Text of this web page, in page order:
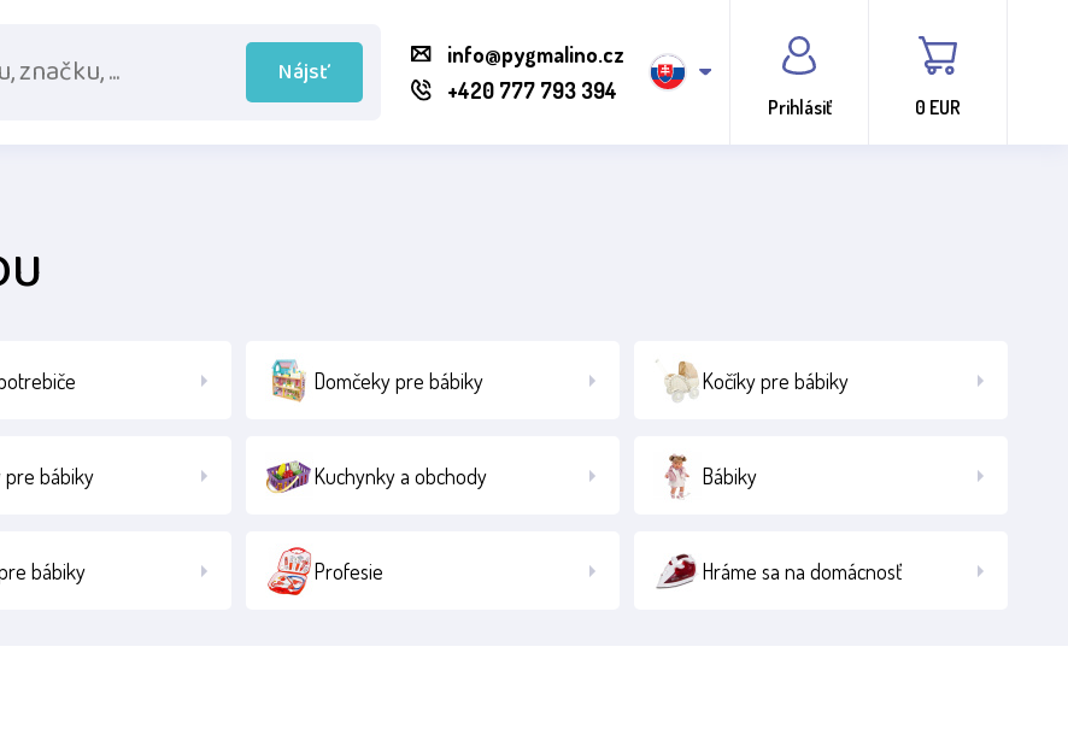
Nájsť
info@pygmalino.cz
+420 777 793 394
Prihlásiť 0 EUR
Domčeky pre bábiky Kočíky pre bábiky
pre bábiky Kuchynky a obchody Bábiky
bábiky Profesie Hráme sa na domácnosť